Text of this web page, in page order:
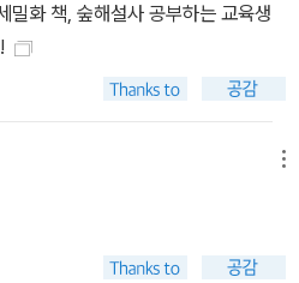
밀화 책, 숲해설사 공부하는 교육생